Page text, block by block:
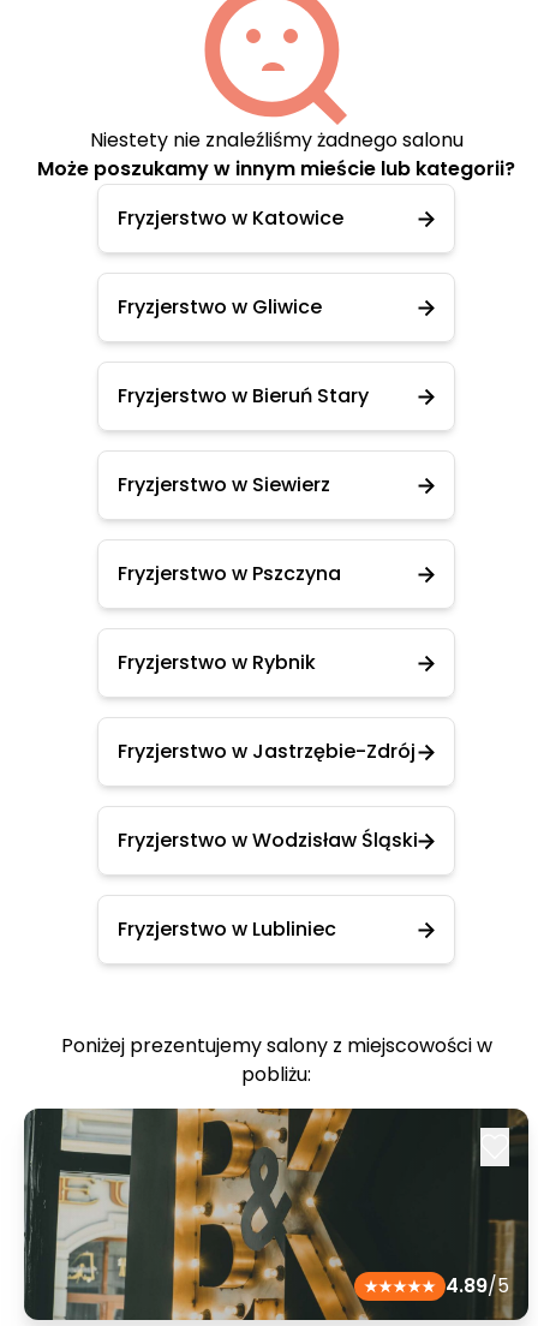
Niestety nie znaleźliśmy żadnego salonu
Może poszukamy w innym mieście lub kategorii?
Fryzjerstwo w Katowice
Fryzjerstwo w Gliwice
Fryzjerstwo w Bieruń Stary
Fryzjerstwo w Siewierz
Fryzjerstwo w Pszczyna
Fryzjerstwo w Rybnik
Fryzjerstwo w Jastrzębie-Zdrój
Fryzjerstwo w Wodzisław Śląski
Fryzjerstwo w Lubliniec
Poniżej prezentujemy salony z miejscowości w
pobliżu:
4.89/5